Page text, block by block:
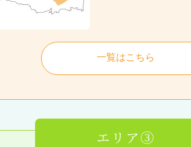
一覧はこちら
エリア③